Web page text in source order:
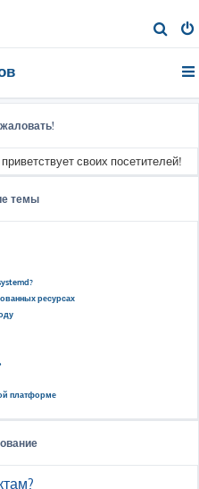
о
своих посетителей!
темы
ресурсах
платформе